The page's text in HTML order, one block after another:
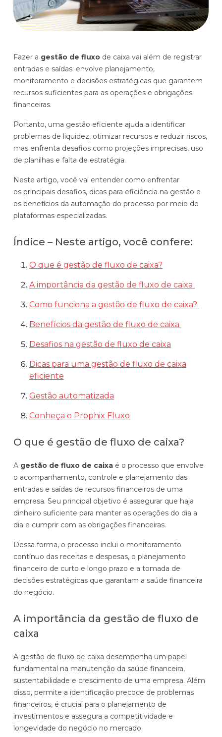
Prophix Fluxo (Cash Management)
de caixa.
Complexidade de gestão de caixa baixa e média
Empresas que faturam entre R$30M e R$200M por ano
Demonstração Gratuita
Plataforma Financeira com IA
análises com inteligência artificial integrada.
Complexidade Alta
Demonstração Gratuita
orçamentária
Distribuição e Logística
Fazer a gestão de fluxo de caixa vai além de registrar
entradas e saídas: envolve planejamento,
monitoramento e decisões estratégicas que garantem
recursos suficientes para as operações e obrigações
financeiras.
Portanto, uma gestão eficiente ajuda a identificar
problemas de liquidez, otimizar recursos e reduzir riscos,
mas enfrenta desafios como projeções imprecisas, uso
de planilhas e falta de estratégia.
Neste artigo, você vai entender como enfrentar
os principais desafios, dicas para eficiência na gestão e
os benefícios da automação do processo por meio de
plataformas especializadas.
Índice – Neste artigo, você confere:
O que é gestão de fluxo de caixa?
A importância da gestão de fluxo de caixa
Como funciona a gestão de fluxo de caixa?
Benefícios da gestão de fluxo de caixa
Desafios na gestão de fluxo de caixa
Dicas para uma gestão de fluxo de caixa
eficiente
Gestão automatizada
Conheça o Prophix Fluxo
O que é gestão de fluxo de caixa?
A gestão de fluxo de caixa é o processo que envolve
o acompanhamento, controle e planejamento das
entradas e saídas de recursos financeiros de uma
empresa. Seu principal objetivo é assegurar que haja
dinheiro suficiente para manter as operações do dia a
dia e cumprir com as obrigações financeiras.
Dessa forma, o processo inclui o monitoramento
contínuo das receitas e despesas, o planejamento
financeiro de curto e longo prazo e a tomada de
decisões estratégicas que garantam a saúde financeira
do negócio.
A importância da gestão de fluxo de
caixa
A gestão de fluxo de caixa desempenha um papel
fundamental na manutenção da saúde financeira,
sustentabilidade e crescimento de uma empresa. Além
disso, permite a identificação precoce de problemas
financeiros, é crucial para o planejamento de
investimentos e assegura a competitividade e
longevidade do negócio no mercado.